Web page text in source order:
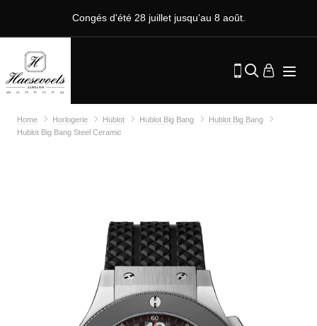
Congés d'été 28 juillet jusqu'au 8 août.
Home Horlogerie Hublot Hublot Big Bang
Hublot Big Bang
Hublot Big Bang Steel Ceramic